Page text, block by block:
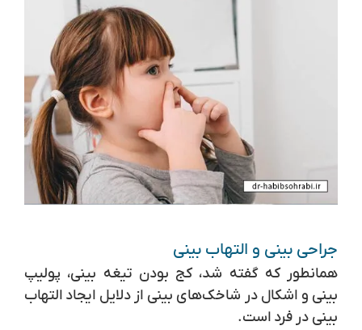
جراحی بینی و التهاب بینی
همانطور که گفته شد، کج بودن تیغه بینی، پولیپ
بینی و اشکال در شاخک‌های بینی از دلایل ایجاد التهاب
بینی در فرد است.